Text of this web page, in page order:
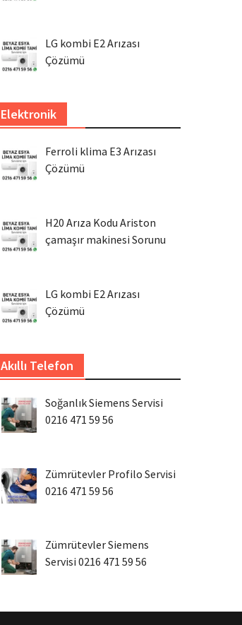
LG kombi E2 Arızası
Çözümü
Elektronik
Ferroli klima E3 Arızası
Çözümü
H20 Arıza Kodu Ariston
çamaşır makinesi Sorunu
LG kombi E2 Arızası
Çözümü
Akıllı Telefon
Soğanlık Siemens Servisi
0216 471 59 56
Zümrütevler Profilo Servisi
0216 471 59 56
Zümrütevler Siemens
Servisi 0216 471 59 56